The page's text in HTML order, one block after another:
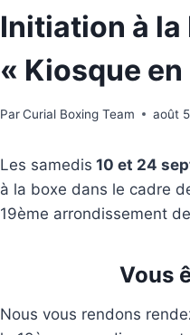
Initiation à la
« Kiosque en
ParCurial Boxing Team août
Les samedis 10 et 24
à la boxe dans le cadre
19ème arrondissement
Vous
Nous vous rendons